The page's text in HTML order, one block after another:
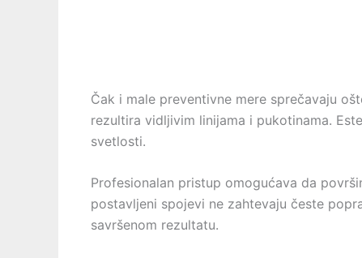
Čak i male preventivne mere sprečavaju
rezultira vidljivim linijama i pukotinama.
svetlosti.
Profesionalan pristup omogućava da
postavljeni spojevi ne zahtevaju česte
savršenom rezultatu.